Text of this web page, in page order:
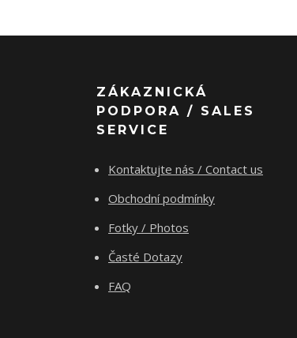
ZÁKAZNICKÁ
PODPORA / SALES
SERVICE
Kontaktujte nás / Contact us
Obchodní podmínky
Fotky / Photos
Časté Dotazy
FAQ